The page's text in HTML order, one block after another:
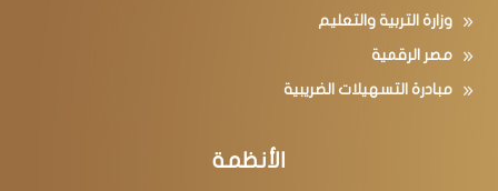
وزارة التربية والتعليم
مصر الرقمية
مبادرة التسهيلات الضريبية
الأنظمة